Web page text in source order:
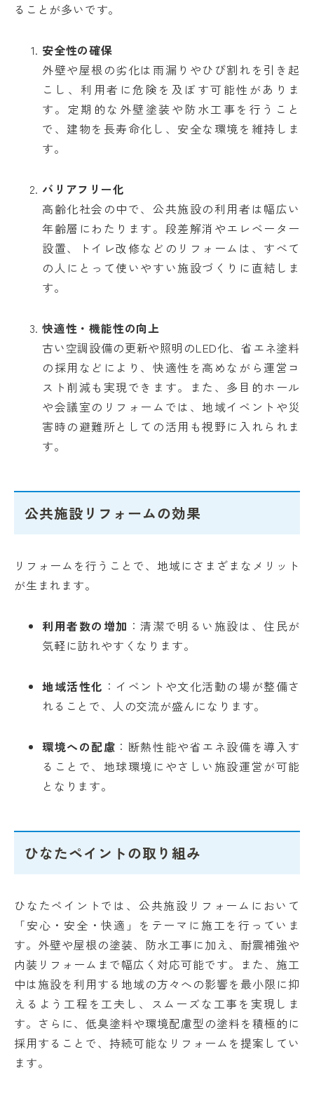
ることが多いです。
安全性の確保
外壁や屋根の劣化は雨漏りやひび割れを引き起
こし、利用者に危険を及ぼす可能性がありま
す。定期的な外壁塗装や防水工事を行うこと
で、建物を長寿命化し、安全な環境を維持しま
す。
バリアフリー化
高齢化社会の中で、公共施設の利用者は幅広い
年齢層にわたります。段差解消やエレベーター
設置、トイレ改修などのリフォームは、すべて
の人にとって使いやすい施設づくりに直結しま
す。
快適性・機能性の向上
古い空調設備の更新や照明のLED化、省エネ塗料
の採用などにより、快適性を高めながら運営コ
スト削減も実現できます。また、多目的ホール
や会議室のリフォームでは、地域イベントや災
害時の避難所としての活用も視野に入れられま
す。
公共施設リフォームの効果
リフォームを行うことで、地域にさまざまなメリット
が生まれます。
利用者数の増加 ：清潔で明るい施設は、住民が
気軽に訪れやすくなります。
地域活性化 ：イベントや文化活動の場が整備さ
れることで、人の交流が盛んになります。
環境への配慮 ：断熱性能や省エネ設備を導入す
ることで、地球環境にやさしい施設運営が可能
となります。
ひなたペイントの取り組み
ひなたペイントでは、公共施設リフォームにおいて
「安心・安全・快適」をテーマに施工を行っていま
す。外壁や屋根の塗装、防水工事に加え、耐震補強や
内装リフォームまで幅広く対応可能です。また、施工
中は施設を利用する地域の方々への影響を最小限に抑
えるよう工程を工夫し、スムーズな工事を実現しま
す。さらに、低臭塗料や環境配慮型の塗料を積極的に
採用することで、持続可能なリフォームを提案してい
ます。